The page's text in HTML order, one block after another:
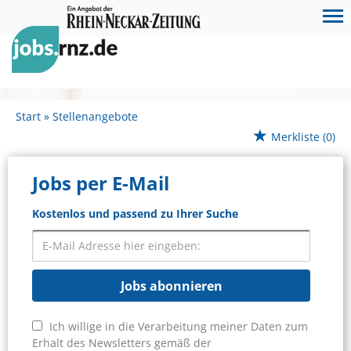
Start
Stellenangebote
Merkliste (0)
Jobs per E-Mail
Kostenlos und passend zu Ihrer Suche
Jobs abonnieren
Ich willige in die Verarbeitung meiner Daten zum
Erhalt des Newsletters gemäß der